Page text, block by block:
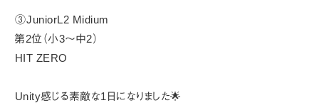
⁡③⁡⁡JuniorL2 Midium
第2位（小3～中2）
⁡HIT ZERO⁡
⁡Unity感じる素敵な1日になりました🌟